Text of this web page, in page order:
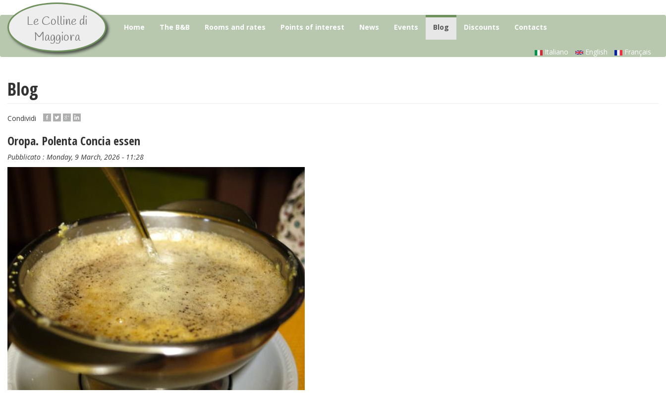
Skip
main
content
Le Colline di
Maggiora
Home The B&B Rooms and rates Points of interest News Events Blog Discounts Contacts
Italiano English Français
Blog
Condividi
Oropa. Polenta Concia essen
Pubblicato : Monday, 9 March, 2026 - 11:28